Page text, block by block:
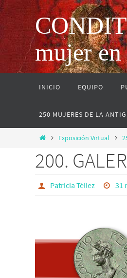
mujer
INICIO EQUIPO
250 MUJERES DE LA
Exposición Virtual
200.
Patricia Téllez 31